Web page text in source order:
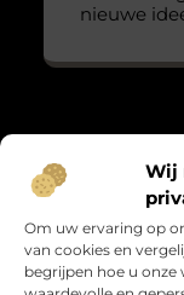
Wij
Om uw ervaring op
van cookies en
begrijpen hoe u onze
nieuwe
Over Massage
geluk,